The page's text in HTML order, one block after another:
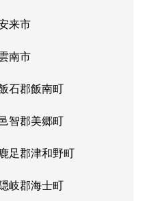
来市
南市
石郡飯南町
智郡美郷町
鹿足郡津和野町
岐郡海士町